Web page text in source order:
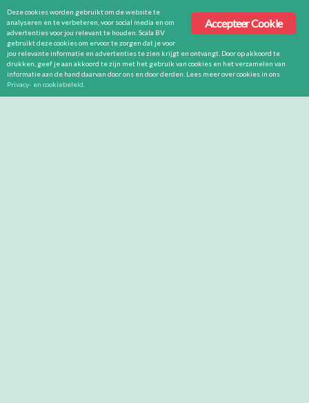
Accepteer Cookie
Deze cookies worden gebruikt om de website te
analyseren en te verbeteren, voor social media en om
advertenties voor jou relevant te houden. Scala BV
gebruikt deze cookies om ervoor te zorgen dat je voor
jou relevante informatie en advertenties te zien krijgt en ontvangt. Door op akkoord te
drukken, geef je aan akkoord te zijn met het gebruik van cookies en het verzamelen van
informatie aan de hand daarvan door ons en door derden. Lees meer over cookies in ons
Privacy- en cookiebeleid